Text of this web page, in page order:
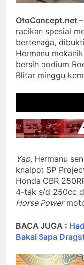
OtoConcept.net –
racikan spesial
bertenaga,
Hermanu
bersih podium
Blitar minggu
Yap, Hermanu
knalpot SP
Honda CBR
4-tak s/d 250cc
Horse Power
BACA JUGA :
Bakal Sapa